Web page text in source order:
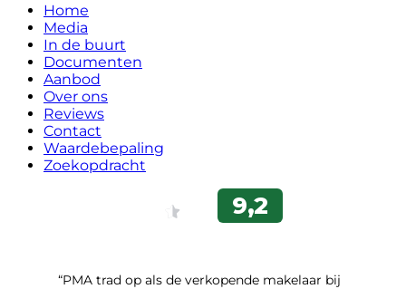
Home
Media
In de buurt
Documenten
Aanbod
Over ons
Reviews
Contact
Waardebepaling
Zoekopdracht
“PMA trad op als de verkopende makelaar bij